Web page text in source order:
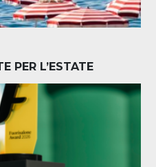
PER L’ESTATE